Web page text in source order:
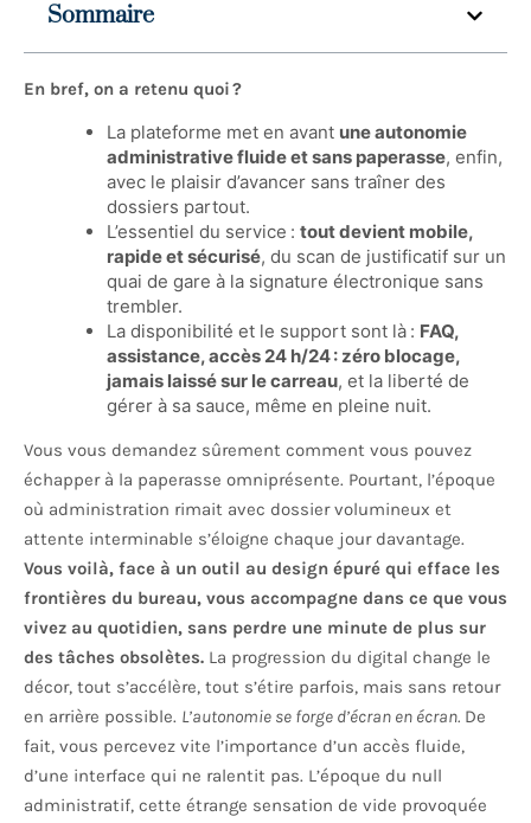
Sommaire
En bref, on a retenu quoi ?
La plateforme met en avant une autonomie
administrative fluide et sans paperasse, enfin,
avec le plaisir d’avancer sans traîner des
dossiers partout.
L’essentiel du service : tout devient mobile,
rapide et sécurisé, du scan de justificatif sur un
quai de gare à la signature électronique sans
trembler.
La disponibilité et le support sont là : FAQ,
assistance, accès 24 h/24 : zéro blocage,
jamais laissé sur le carreau, et la liberté de
gérer à sa sauce, même en pleine nuit.
Vous vous demandez sûrement comment vous pouvez
échapper à la paperasse omniprésente. Pourtant, l’époque
où administration rimait avec dossier volumineux et
attente interminable s’éloigne chaque jour davantage.
Vous voilà, face à un outil au design épuré qui efface les
frontières du bureau, vous accompagne dans ce que vous
vivez au quotidien, sans perdre une minute de plus sur
des tâches obsolètes. La progression du digital change le
décor, tout s’accélère, tout s’étire parfois, mais sans retour
en arrière possible. L’autonomie se forge d’écran en écran. De
fait, vous percevez vite l’importance d’un accès fluide,
d’une interface qui ne ralentit pas. L’époque du null
administratif, cette étrange sensation de vide provoquée